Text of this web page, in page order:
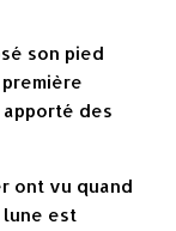
son pied
apporté des
ont vu quand
lune est